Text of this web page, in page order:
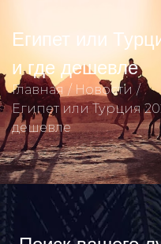
Египет или
и где дешевле
Главная
Новости
Египет или Турция
дешевле